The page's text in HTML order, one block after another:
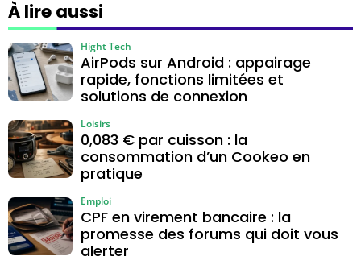
alternatives
À lire aussi
AirPods sur Android : appairage
rapide, fonctions limitées et
solutions de connexion
Hight Tech
0,083 € par cuisson : la
consommation d’un Cookeo en
pratique
Loisirs
CPF en virement bancaire : la
promesse des forums qui doit vous
alerter
Emploi